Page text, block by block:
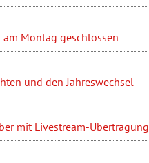
Montag geschlossen
und den Jahreswechsel
mit Livestream-Übertragung